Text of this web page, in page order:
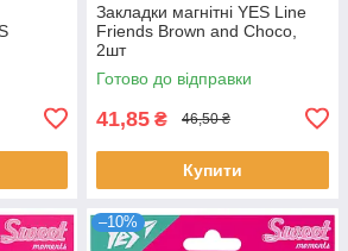
Закладки магнітні YES Line
Friends Brown and Choco,
2шт
Готово до відправки
41,85 ₴ 46,50 ₴
Купити
–10%